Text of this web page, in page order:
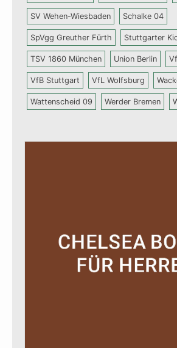
SV Wehen-Wiesbaden Schalke 04
SpVgg Greuther Fürth Stuttgarter
TSV 1860 München Union Berlin
VfB Stuttgart VfL Wolfsburg
Wattenscheid 09 Werder Bremen